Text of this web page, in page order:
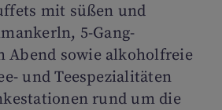
mit süßen und
5-Gang-
Abend sowie alkoholfreie
und Teespezialitäten
rund um die